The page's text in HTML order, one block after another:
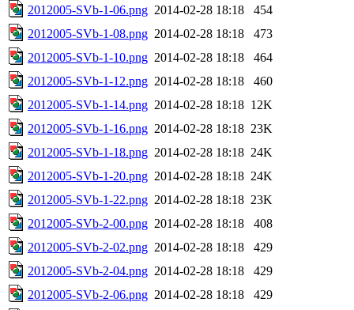
2012005-SVb-1-06.png 2014-02-28 18:18
454
2012005-SVb-1-08.png 2014-02-28 18:18
473
2012005-SVb-1-10.png 2014-02-28 18:18
464
2012005-SVb-1-12.png 2014-02-28 18:18
460
2012005-SVb-1-14.png 2014-02-28 18:18 12K
2012005-SVb-1-16.png 2014-02-28 18:18 23K
2012005-SVb-1-18.png 2014-02-28 18:18 24K
2012005-SVb-1-20.png 2014-02-28 18:18 24K
2012005-SVb-1-22.png 2014-02-28 18:18 23K
2012005-SVb-2-00.png 2014-02-28 18:18
408
2012005-SVb-2-02.png 2014-02-28 18:18
429
2012005-SVb-2-04.png 2014-02-28 18:18
429
2012005-SVb-2-06.png 2014-02-28 18:18
429